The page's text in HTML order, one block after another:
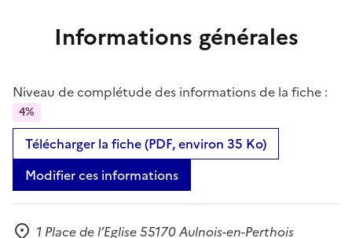
Informations générales
Niveau de complétude des informations de la fiche :
4%
Télécharger la fiche (PDF, environ 35 Ko)
Modifier ces informations
1 Place de l’Eglise 55170 Aulnois-en-Perthois